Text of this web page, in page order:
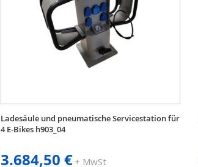
Ladesäule und pneumatische Servicestation für
4 E-Bikes h903_04
3.684,50 €+ MwSt